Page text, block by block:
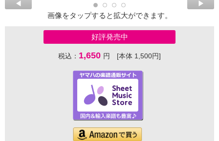
画像をタップすると拡大ができます。
好評発売中
税込： 1,650 円 [本体 1,500円]